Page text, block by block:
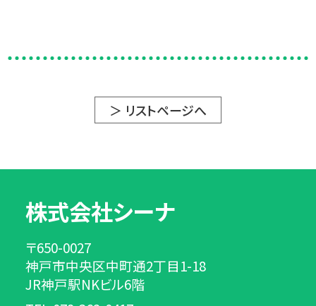
＞ リストページへ
株式会社シーナ
〒650-0027
神戸市中央区中町通2丁目1-18
JR神戸駅NKビル6階